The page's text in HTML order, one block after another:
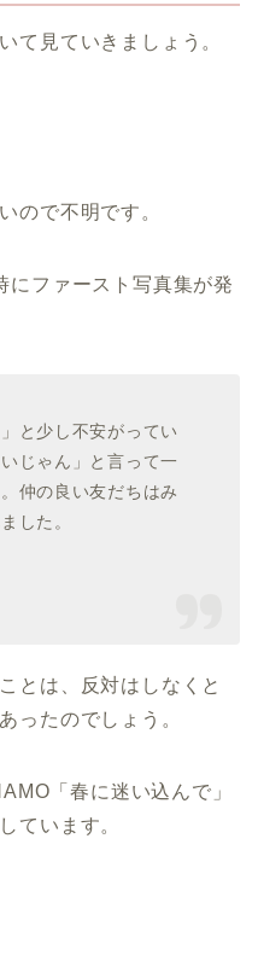
て見ていきましょう。
ので不明です。
にファースト写真集が発
と少し不安がってい
じゃん」と言って一
仲の良い友だちはみ
した。
とは、反対はしなくと
ったのでしょう。
「春に迷い込んで」
ています。